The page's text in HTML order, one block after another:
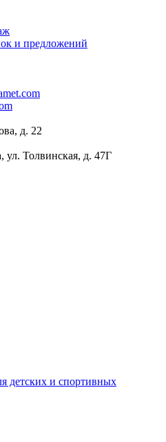
и предложений
д. 22
ул. Толвинская, д. 47Г